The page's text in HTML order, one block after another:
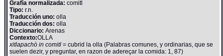
Grafía normalizada: comitl
Tipo: r.n.
Traducción uno: olla
Traducción dos: olla
Diccionario:Arenas
Contexto:OLLA
xitlapachò in comitl= cubrid la olla (Palabras comunes, y ordinarias, que se
suelen dezir, y preguntar, en razon de adereçar la comida: 1, 87)